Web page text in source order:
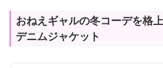
おねえギャルの冬コーデを格
デニムジャケット